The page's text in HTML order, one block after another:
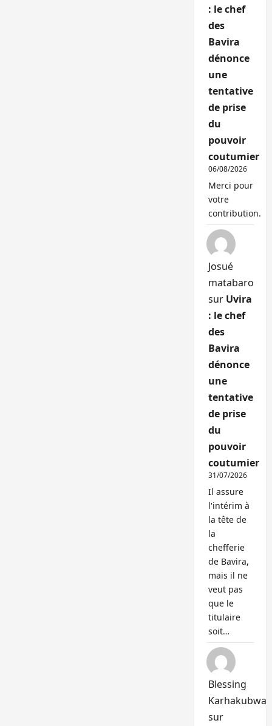
: le chef
des
Bavira
dénonce
une
tentative
de prise
du
pouvoir
coutumier
06/08/2026
Merci pour
votre
contribution.
Josué
matabaro
sur Uvira
: le chef
des
Bavira
dénonce
une
tentative
de prise
du
pouvoir
coutumier
31/07/2026
Il assure
l'intérim à
la tête de
la
chefferie
de Bavira,
mais il ne
veut pas
que le
titulaire
soit…
Blessing
Karhakubwa
sur